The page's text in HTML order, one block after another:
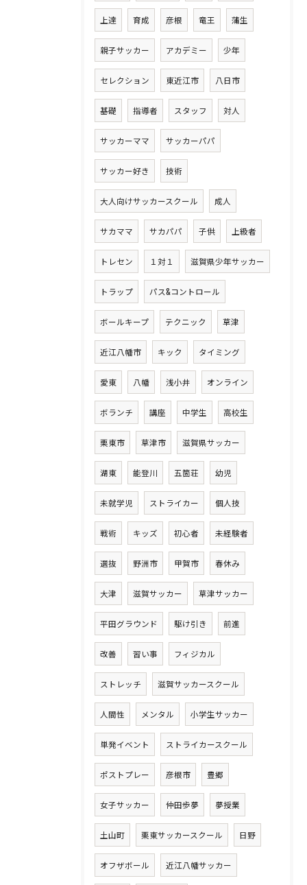
上達 育成 彦根 竜王 蒲生
親子サッカー アカデミー 少年
セレクション 東近江市 八日市
基礎 指導者 スタッフ 対人
サッカーママ サッカーパパ
サッカー好き 技術
大人向けサッカースクール 成人
サカママ サカパパ 子供 上級者
トレセン １対１ 滋賀県少年サッカー
トラップ パス&コントロール
ボールキープ テクニック 草津
近江八幡市 キック タイミング
愛東 八幡 浅小井 オンライン
ボランチ 講座 中学生 高校生
栗東市 草津市 滋賀県サッカー
湖東 能登川 五箇荘 幼児
未就学児 ストライカー 個人技
戦術 キッズ 初心者 未経験者
選抜 野洲市 甲賀市 春休み
大津 滋賀サッカー 草津サッカー
平田グラウンド 駆け引き 前進
改善 習い事 フィジカル
ストレッチ 滋賀サッカースクール
人間性 メンタル 小学生サッカー
単発イベント ストライカースクール
ポストプレー 彦根市 豊郷
女子サッカー 仲田歩夢 夢授業
土山町 栗東サッカースクール 日野
オフザボール 近江八幡サッカー